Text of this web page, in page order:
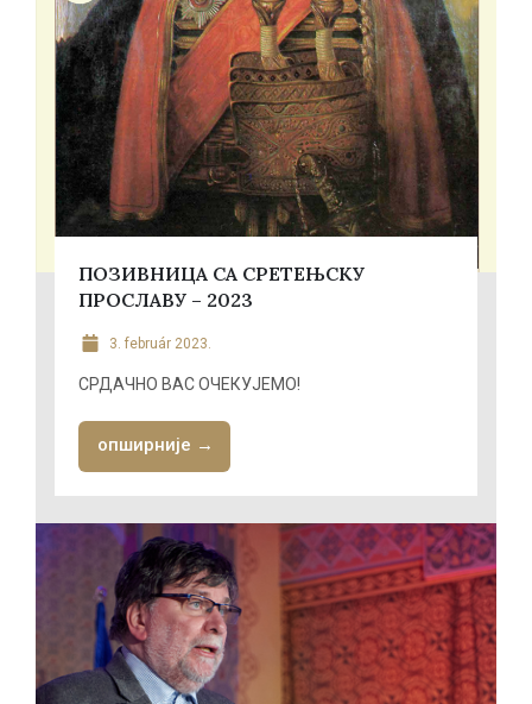
ПОЗИВНИЦА СА СРЕТЕЊСКУ
ПРОСЛАВУ – 2023
3. február 2023.
СРДАЧНО ВАС ОЧЕКУЈЕМО!
опширније →